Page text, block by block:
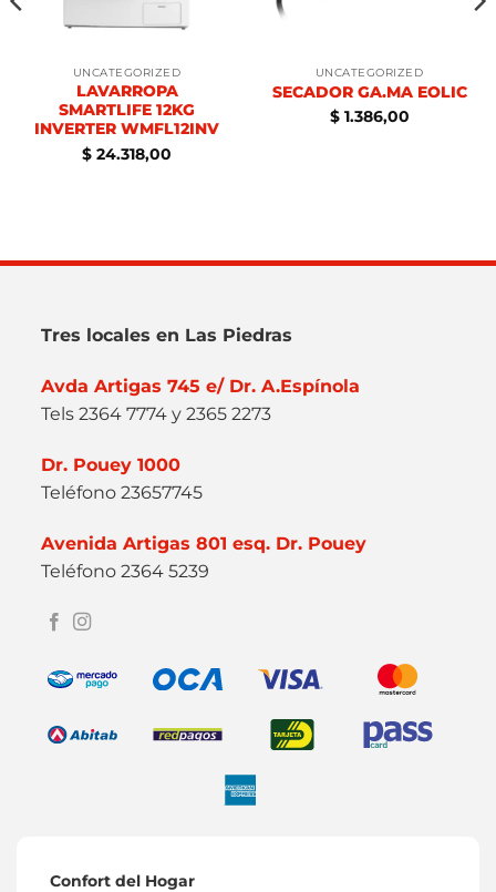
UNCATEGORIZED
LAVARROPA
SMARTLIFE 12KG
INVERTER WMFL12INV
$ 24.318,00
UNCATEGORIZED
SECADOR GA.MA EOLIC
$1.386,00
Tres locales en Las Piedras
Avda Artigas 745 e/ Dr. A.Espínola
Tels 2364 7774 y 2365 2273
Dr. Pouey 1000
Teléfono 23657745
Avenida Artigas 801 esq. Dr. Pouey
Teléfono 2364 5239
Confort del Hogar